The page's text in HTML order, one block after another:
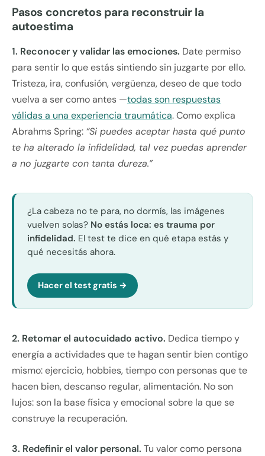
Pasos concretos para reconstruir la
autoestima
1. Reconocer y validar las emociones. Date permiso
para sentir lo que estás sintiendo sin juzgarte por ello.
Tristeza, ira, confusión, vergüenza, deseo de que todo
vuelva a ser como antes —todas son respuestas
válidas a una experiencia traumática. Como explica
Abrahms Spring: “Si puedes aceptar hasta qué punto
te ha alterado la infidelidad, tal vez puedas aprender
a no juzgarte con tanta dureza.”
¿La cabeza no te para, no dormís, las imágenes
vuelven solas? No estás loca: es trauma por
infidelidad. El test te dice en qué etapa estás y
qué necesitás ahora.
Hacer el test gratis →
2. Retomar el autocuidado activo. Dedica tiempo y
energía a actividades que te hagan sentir bien contigo
mismo: ejercicio, hobbies, tiempo con personas que te
hacen bien, descanso regular, alimentación. No son
lujos: son la base física y emocional sobre la que se
construye la recuperación.
3. Redefinir el valor personal. Tu valor como persona